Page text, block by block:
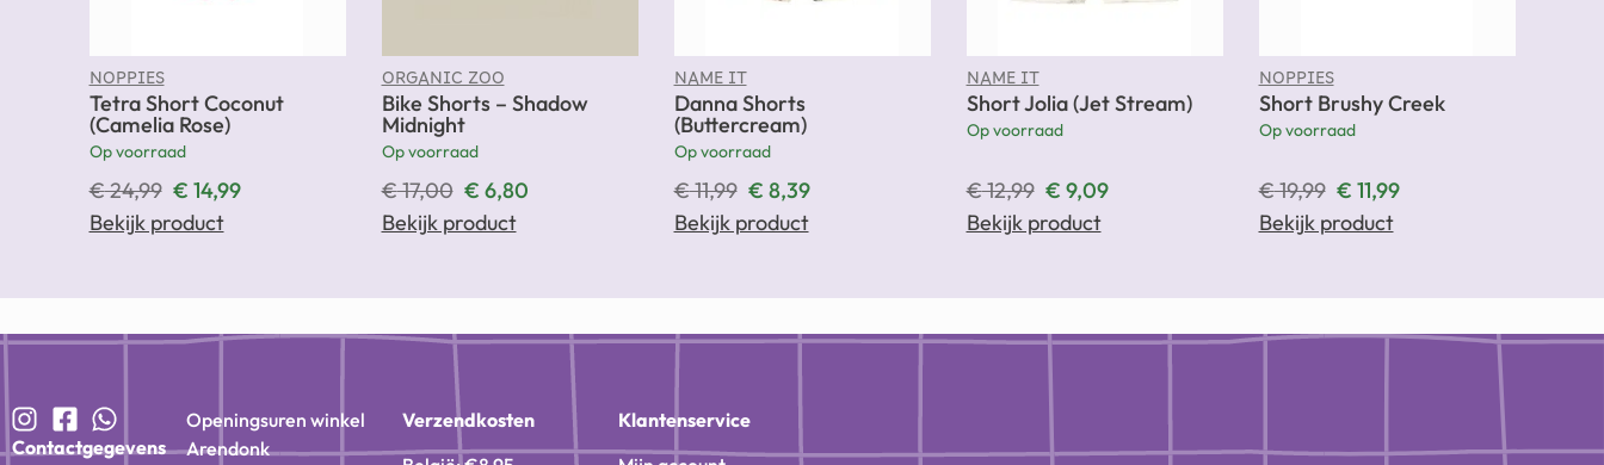
NOPPIES
Tetra Short Coconut
(Camelia Rose)
Op voorraad
€24,99 € 14,99
Bekijk product
ORGANIC ZOO
Bike Shorts – Shadow
Midnight
Op voorraad
€17,00 € 6,80
Bekijk product
NAME IT
Danna Shorts
(Buttercream)
Op voorraad
€11,99 € 8,39
Bekijk product
NAME IT
Short Jolia (Jet Stream)
Op voorraad
€12,99 € 9,09
Bekijk product
NOPPIES
Short Brushy Creek
Op voorraad
€19,99 € 11,99
Bekijk product
Contactgegevens
Openingsuren winkel
Arendonk
Verzendkosten
Klantenservice